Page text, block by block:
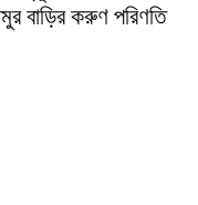
বাড়ির করুণ পরিণতি